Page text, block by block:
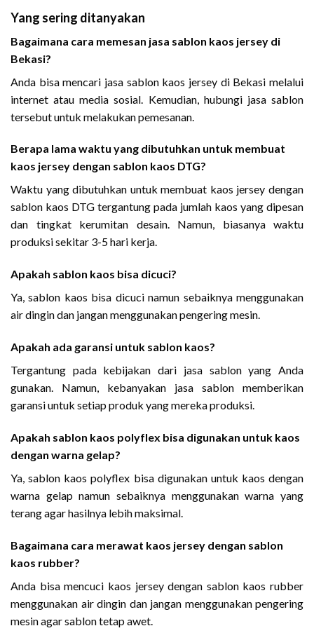
Yang sering ditanyakan
Bagaimana cara memesan jasa sablon kaos jersey di
Bekasi?
Anda bisa mencari jasa sablon kaos jersey di Bekasi melalui
internet atau media sosial. Kemudian, hubungi jasa sablon
tersebut untuk melakukan pemesanan.
Berapa lama waktu yang dibutuhkan untuk membuat
kaos jersey dengan sablon kaos DTG?
Waktu yang dibutuhkan untuk membuat kaos jersey dengan
sablon kaos DTG tergantung pada jumlah kaos yang dipesan
dan tingkat kerumitan desain. Namun, biasanya waktu
produksi sekitar 3-5 hari kerja.
Apakah sablon kaos bisa dicuci?
Ya, sablon kaos bisa dicuci namun sebaiknya menggunakan
air dingin dan jangan menggunakan pengering mesin.
Apakah ada garansi untuk sablon kaos?
Tergantung pada kebijakan dari jasa sablon yang Anda
gunakan. Namun, kebanyakan jasa sablon memberikan
garansi untuk setiap produk yang mereka produksi.
Apakah sablon kaos polyflex bisa digunakan untuk kaos
dengan warna gelap?
Ya, sablon kaos polyflex bisa digunakan untuk kaos dengan
warna gelap namun sebaiknya menggunakan warna yang
terang agar hasilnya lebih maksimal.
Bagaimana cara merawat kaos jersey dengan sablon
kaos rubber?
Anda bisa mencuci kaos jersey dengan sablon kaos rubber
menggunakan air dingin dan jangan menggunakan pengering
mesin agar sablon tetap awet.